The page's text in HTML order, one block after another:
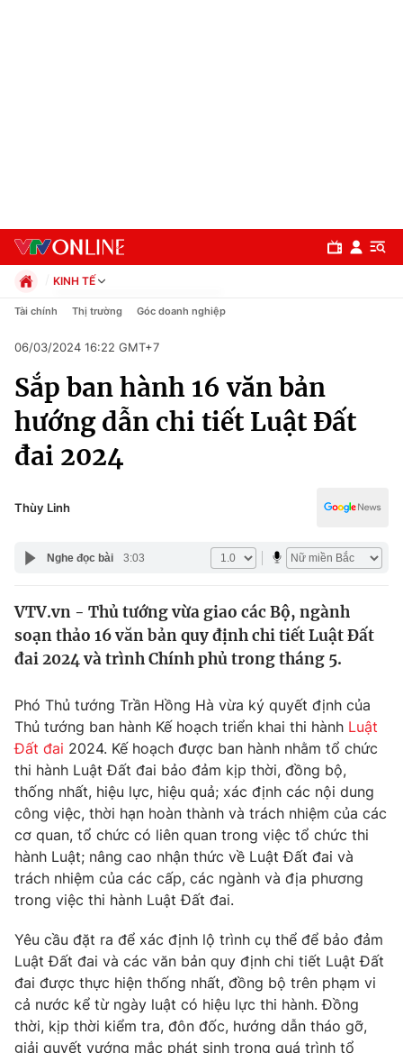
Chuyên mục
Chính trị
Xã hội
Pháp luật
Y tế
Thế giới
Tin tức
Câu chuyện quốc tế
Kinh tế
Tài chính
Thị trường
Góc doanh nghiệp
Dữ liệu và đời sống
Truyền hình
Phim VTV
Hậu trường
Nhân vật
Giải sao mai
Giải trí
Điện ảnh
Âm nhạc
Sao
Đời sống
Làm đẹp
Chất lượng cuộc sống
Giáo dục
Tuyển sinh
Học trực tuyến
Công nghệ
Hitech Công nghệ tương lai
Giao lưu trực tuyến
KINH TẾ
Chính trị
Pháp luật
Kinh tế
Thể thao
Truyền hình
Văn hóa - Giải trí
Tài chính Thị trường Góc doanh nghiệp
06/03/2024 16:22 GMT+7
Sắp ban hành 16 văn bản
hướng dẫn chi tiết Luật Đất
đai 2024
Thùy Linh
Nghe đọc bài 3:03
VTV.vn - Thủ tướng vừa giao các Bộ, ngành
soạn thảo 16 văn bản quy định chi tiết Luật Đất
đai 2024 và trình Chính phủ trong tháng 5.
Phó Thủ tướng Trần Hồng Hà vừa ký quyết định của
Thủ tướng ban hành Kế hoạch triển khai thi hành Luật
Đất đai 2024. Kế hoạch được ban hành nhằm tổ chức
thi hành Luật Đất đai bảo đảm kịp thời, đồng bộ,
thống nhất, hiệu lực, hiệu quả; xác định các nội dung
công việc, thời hạn hoàn thành và trách nhiệm của các
cơ quan, tổ chức có liên quan trong việc tổ chức thi
hành Luật; nâng cao nhận thức về Luật Đất đai và
trách nhiệm của các cấp, các ngành và địa phương
trong việc thi hành Luật Đất đai.
Yêu cầu đặt ra để xác định lộ trình cụ thể để bảo đảm
Luật Đất đai và các văn bản quy định chi tiết Luật Đất
đai được thực hiện thống nhất, đồng bộ trên phạm vi
cả nước kể từ ngày luật có hiệu lực thi hành. Đồng
thời, kịp thời kiểm tra, đôn đốc, hướng dẫn tháo gỡ,
giải quyết vướng mắc phát sinh trong quá trình tổ